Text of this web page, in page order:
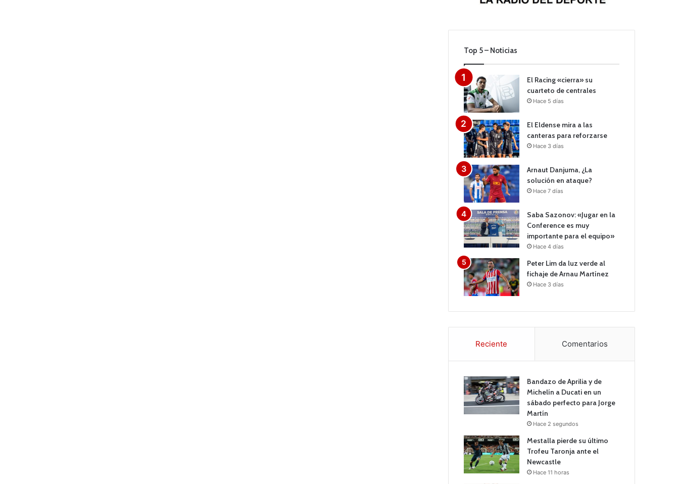
Top 5 – Noticias
El Racing «cierra» su
cuarteto de centrales
Hace 5 días
El Eldense mira a las
canteras para reforzarse
Hace 3 días
Arnaut Danjuma, ¿La
solución en ataque?
Hace 7 días
Saba Sazonov: «Jugar en la
Conference es muy
importante para el equipo»
Hace 4 días
Peter Lim da luz verde al
fichaje de Arnau Martínez
Hace 3 días
Reciente Comentarios
Bandazo de Aprilia y de
Michelín a Ducati en un
sábado perfecto para Jorge
Martín
Hace 2 segundos
Mestalla pierde su último
Trofeu Taronja ante el
Newcastle
Hace 11 horas